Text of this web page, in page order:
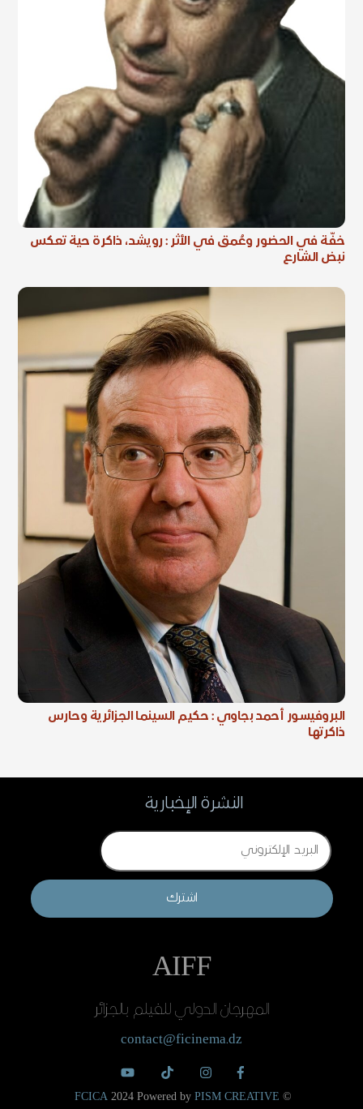
خفّة في الحضور وعُمق في الأثر : رويشد، ذاكرة حية تعكس
نبض الشارع
البروفيسور أحمد بجاوي : حكيم السينما الجزائرية وحارس
ذاكرتها
النشرة الإخبارية
Email
اشترك
AIFF
المهرجان الدولي للفيلم بالجزائر
contact@ficinema.dz
©
FCICA 2024 Powered by PISM CREATIVE